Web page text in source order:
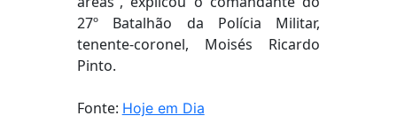
27º Batalhão da Polícia Militar,
tenente-coronel, Moisés Ricardo
Pinto.
Fonte: Hoje em Dia